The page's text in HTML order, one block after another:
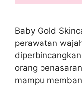
Baby Gold
perawatan
orang
mampu